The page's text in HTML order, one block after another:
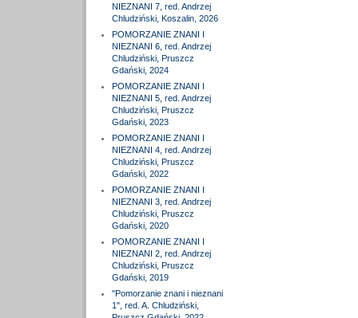
NIEZNANI 7, red. Andrzej
Chludziński, Koszalin, 2026
POMORZANIE ZNANI I
NIEZNANI 6, red. Andrzej
Chludziński, Pruszcz
Gdański, 2024
POMORZANIE ZNANI I
NIEZNANI 5, red. Andrzej
Chludziński, Pruszcz
Gdański, 2023
POMORZANIE ZNANI I
NIEZNANI 4, red. Andrzej
Chludziński, Pruszcz
Gdański, 2022
POMORZANIE ZNANI I
NIEZNANI 3, red. Andrzej
Chludziński, Pruszcz
Gdański, 2020
POMORZANIE ZNANI I
NIEZNANI 2, red. Andrzej
Chludziński, Pruszcz
Gdański, 2019
"Pomorzanie znani i nieznani
1", red. A. Chludziński,